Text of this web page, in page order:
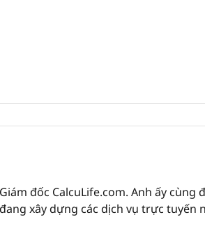
đốc CalcuLife.com. Anh ấy cùng
xây dựng các dịch vụ trực tuyến